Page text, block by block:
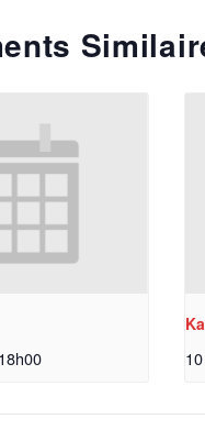
18h00